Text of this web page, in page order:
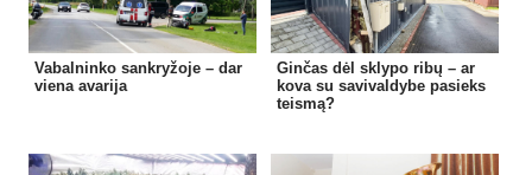
Vabalninko sankryžoje – dar
viena avarija
Ginčas dėl sklypo ribų – ar
kova su savivaldybe pasieks
teismą?